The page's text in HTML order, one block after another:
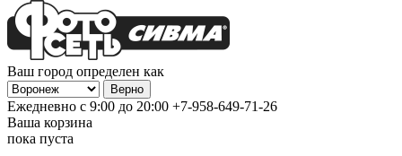
Ваш город определен как
Ежедневно с 9:00 до 20:00 +7-958-649-71-26
Ваша корзина
пока пуста